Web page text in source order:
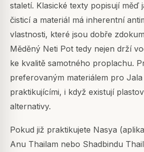
staletí. Klasické texty popisují měď
čisticí a materiál má inherentní
vlastnosti, které jsou dobře
Měděný Neti Pot tedy nejen drží
ke kvalitě samotného proplachu.
preferovaným materiálem pro Jala
praktikujícími, i když existují
alternativy.
Pokud již praktikujete Nasya
Anu Thailam nebo Shadbindu